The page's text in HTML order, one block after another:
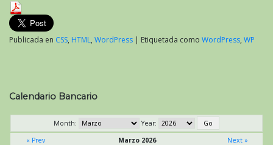
Publicada en CSS, HTML, WordPress | Etiquetada como WordPress, WP
Calendario Bancario
Month:
Year:
« Prev
Marzo 2026 Next »